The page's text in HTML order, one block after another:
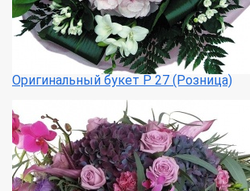
Оригинальный букет Р 27 (Розница)